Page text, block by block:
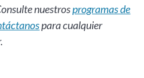
nuestrosprogramas de
para cualquier